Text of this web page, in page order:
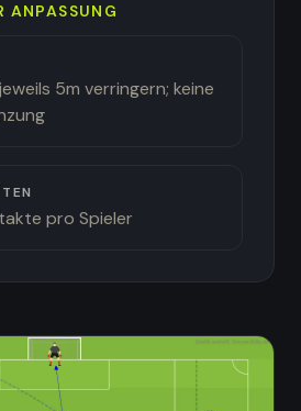
ANPASSUNG
5m verringern; keine
pro Spieler